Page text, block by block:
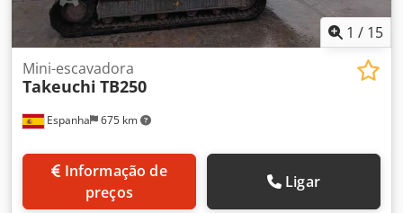
1 / 15
Espanha 675 km
Mini-escavadora
Takeuchi TB250
preços
Ligar